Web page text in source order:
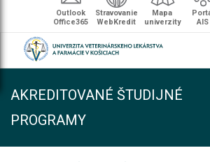
Outlook
Office365
Stravovanie
WebKredit
Mapa
univerzity
AIS
AKREDITOVANÉ ŠTUDIJNÉ
PROGRAMY